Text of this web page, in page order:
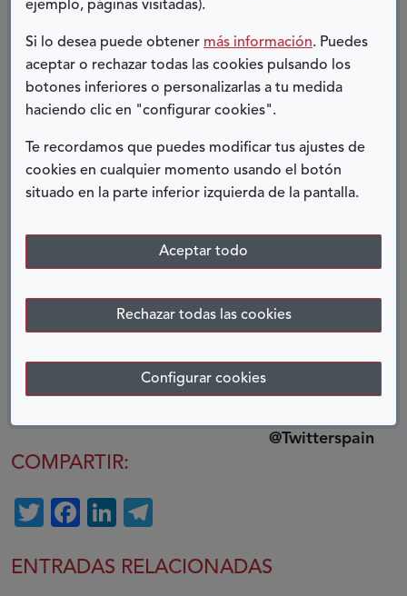
ejemplo, páginas visitadas).
Si lo desea puede obtener más información. Puedes
aceptar o rechazar todas las cookies pulsando los
botones inferiores o personalizarlas a tu medida
haciendo clic en "configurar cookies".
Te recordamos que puedes modificar tus ajustes de
cookies en cualquier momento usando el botón
situado en la parte inferior izquierda de la pantalla.
Aceptar todo
Rechazar todas las cookies
Configurar cookies
Twitter especializados para discapacitados
visuales como EasyChirp, Chicken Nugget y The
En España, y a raíz de este desarrollo, Twitter, la
ILUNION han sentado las bases de una
colaboración estratégica a largo plazo con el fin
esta plataforma y colaborar en proyectos de
Estamos encantados de poder hacer más
accesibles las imágenes, de manera que todos
puedan participar de la conversación, vivir los
momentos más relevantes y disfrutar de Twitter.
@Twitterspain
COMPARTIR:
TwitterFacebook
LinkedIn
ENTRADAS RELACIONADAS